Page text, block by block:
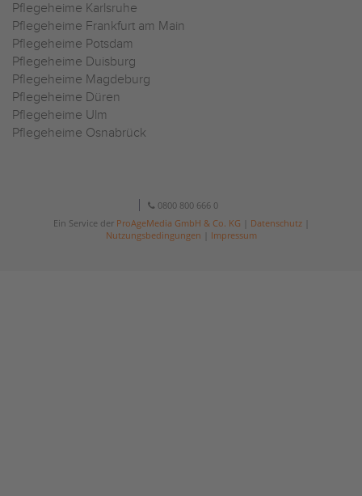
Pflegeheime Karlsruhe
Pflegeheime Frankfurt am Main
Pflegeheime Potsdam
Pflegeheime Duisburg
Pflegeheime Magdeburg
Pflegeheime Düren
Pflegeheime Ulm
Pflegeheime Osnabrück
0800 800 666 0
Ein Service der ProAgeMedia GmbH & Co. KG Datenschutz|
Nutzungsbedingungen
Impressum